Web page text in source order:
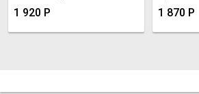
1 920 Р 1 870 Р